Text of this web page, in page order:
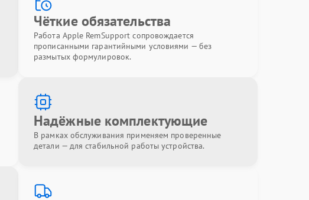
Чёткие обязательства
Работа Apple RemSupport сопровождается
прописанными гарантийными условиями — без
размытых формулировок.
Надёжные комплектующие
В рамках обслуживания применяем проверенные
детали — для стабильной работы устройства.